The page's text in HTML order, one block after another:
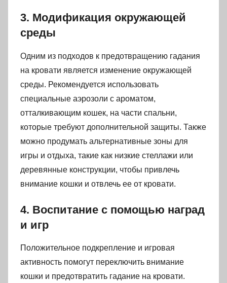
3. Модификация окружающей
среды
Одним из подходов к предотвращению гадания
на кровати является изменение окружающей
среды. Рекомендуется использовать
специальные аэрозоли с ароматом,
отталкивающим кошек, на части спальни,
которые требуют дополнительной защиты. Также
можно продумать альтернативные зоны для
игры и отдыха, такие как низкие стеллажи или
деревянные конструкции, чтобы привлечь
внимание кошки и отвлечь ее от кровати.
4. Воспитание с помощью наград
и игр
Положительное подкрепление и игровая
активность помогут переключить внимание
кошки и предотвратить гадание на кровати.